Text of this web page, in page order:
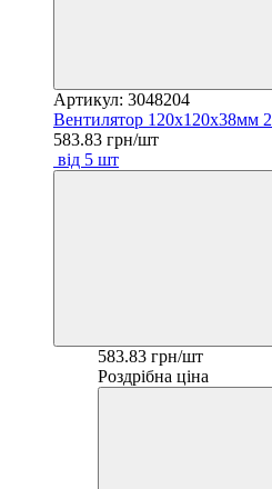
Артикул: 3048204
Вентилятор 120х120х38мм
583.83 грн/шт
від 5 шт
583.83 грн/шт
Роздрібна ціна